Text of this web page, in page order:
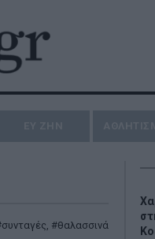
συνταγές, θαλασσινά